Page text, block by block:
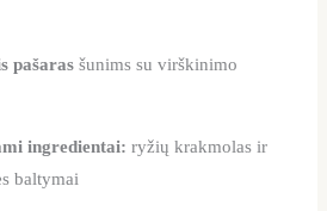
pašaras šunims su virškinimo
ingredientai: ryžių krakmolas ir
baltymai